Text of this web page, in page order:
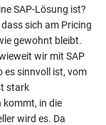
SAP-Lösung ist?
sich am Pricing
gewohnt bleibt.
wir mit SAP
es sinnvoll ist, vom
stark
kommt, in die
wird es. Da